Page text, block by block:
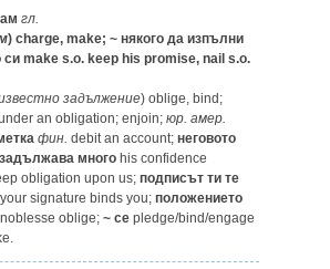
гл.
) charge, make; ~ някого да изпълни
си make s.o. keep his promise, nail s.o.
задължение) oblige, bind;
an obligation; enjoin; юр. амер.
фин. debit an account; неговото
много his confidence
obligation upon us; подписът ти те
your signature binds you; положението
noblesse oblige; ~ се pledge/bind/engage